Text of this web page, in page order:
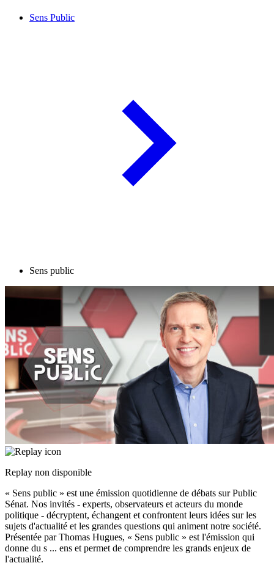
Sens Public
Sens public
Replay non disponible
« Sens public » est une émission quotidienne de débats sur Public
Sénat. Nos invités - experts, observateurs et acteurs du monde
politique - décryptent, échangent et confrontent leurs idées sur les
sujets d'actualité et les grandes questions qui animent notre société.
Présentée par Thomas Hugues, « Sens public » est l'émission qui
donne du s ... ens et permet de comprendre les grands enjeux de
l'actualité.